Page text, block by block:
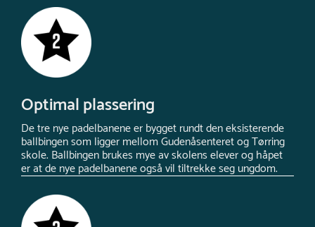
Optimal plassering
De tre nye padelbanene er bygget rundt den eksisterende
ballbingen som ligger mellom Gudenåsenteret og Tørring
skole. Ballbingen brukes mye av skolens elever og håpet
er at de nye padelbanene også vil tiltrekke seg ungdom.